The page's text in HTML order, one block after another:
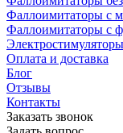
Фаллоимитаторы с
Фаллоимитаторы с
Электростимуляторы
Оплата и доставка
Блог
Отзывы
Контакты
Заказать звонок